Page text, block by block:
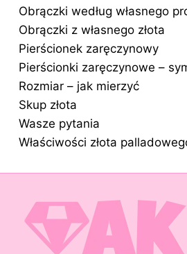
Obrączki według własnego
Obrączki z własnego złota
Pierścionek zaręczynowy
Pierścionki zaręczynowe –
Rozmiar – jak mierzyć
Skup złota
Wasze pytania
Właściwości złota